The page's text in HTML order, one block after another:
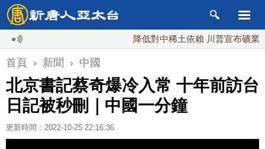
降低對中稀土依賴 川普宣布礦業投資20
首頁 › 新聞 › 中國
北京書記蔡奇爆冷入常 十年前訪台
日記被秒刪｜中國一分鐘
更新時間：2022-10-25 22:16:36